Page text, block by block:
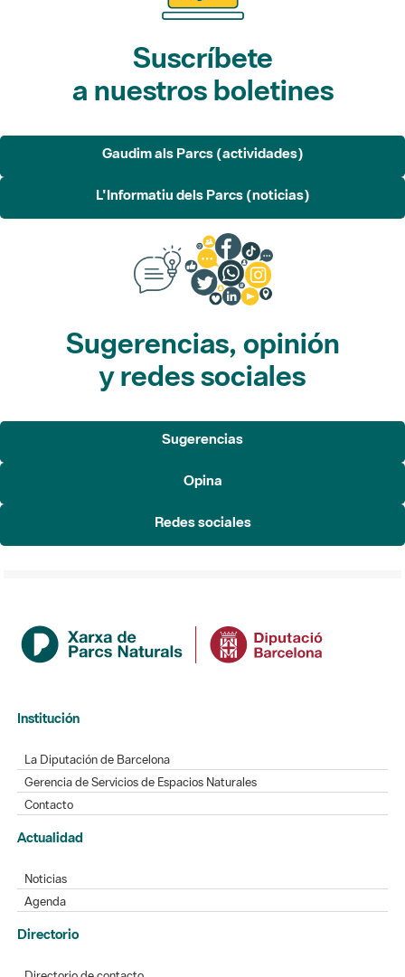
Suscríbete
a nuestros boletines
Gaudim als Parcs (actividades)
L'Informatiu dels Parcs (noticias)
Sugerencias, opinión
y redes sociales
Sugerencias
Opina
Redes sociales
Institución
La Diputación de Barcelona
Gerencia de Servicios de Espacios Naturales
Contacto
Actualidad
Noticias
Agenda
Directorio